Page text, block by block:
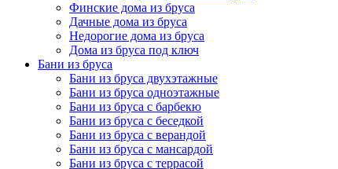
Финские дома из бруса
Дачные дома из бруса
Недорогие дома из бруса
Дома из бруса под ключ
Бани из бруса
Бани из бруса двухэтажные
Бани из бруса одноэтажные
Бани из бруса с барбекю
Бани из бруса с беседкой
Бани из бруса с верандой
Бани из бруса с мансардой
Бани из бруса с террасой